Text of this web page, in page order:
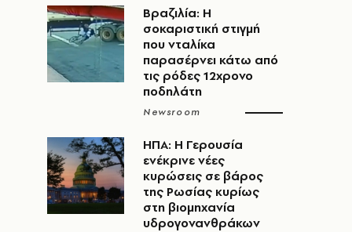
Βραζιλία: Η
σοκαριστική στιγμή
που νταλίκα
παρασέρνει κάτω από
τις ρόδες 12χρονο
ποδηλάτη
Newsroom
ΗΠΑ: Η Γερουσία
ενέκρινε νέες
κυρώσεις σε βάρος
της Ρωσίας κυρίως
στη βιομηχανία
υδρογονανθράκων